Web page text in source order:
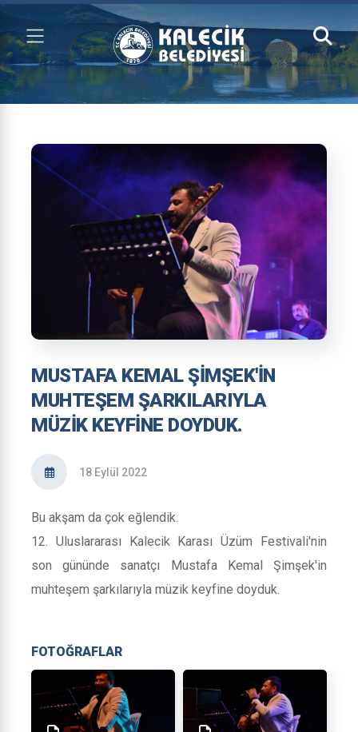
MUSTAFA KEMAL ŞİMŞEK'İN
MUHTEŞEM ŞARKILARIYLA
MÜZİK KEYFİNE DOYDUK.
18 Eylül 2022
Bu akşam da çok eğlendik.
12. Uluslararası Kalecik Karası Üzüm Festivali'nin
son gününde sanatçı Mustafa Kemal Şimşek'in
muhteşem şarkılarıyla müzik keyfine doyduk.
FOTOĞRAFLAR